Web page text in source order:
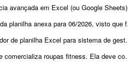
uma planilha completa de gestão financeira e patrimonial para uma loja de Pok&eacut...
que foi feita em 11/2025 com os índices do período. Também é necess&a...
ITENS OBRIGATÓRIOS: 1. ESTRUTURA: tabela inteligente que cresce automaticame...
de produtos com SKU. * Controle por cor e tamanho. * Cadastr...